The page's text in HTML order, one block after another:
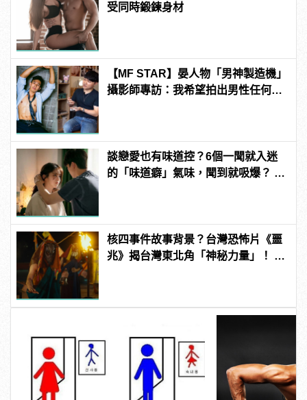
受同時鍛鍊身材
【MF STAR】晏人物「男神製造機」
攝影師專訪：我希望拍出男性任何尺
談戀愛也有味道控？6個一聞就入迷
的「味道癖」氣味，聞到就吸爆？ |
核四事件故事背景？台灣恐怖片《噩
兆》揭台灣東北角「神秘力量」！ |